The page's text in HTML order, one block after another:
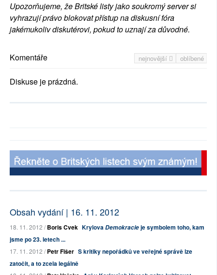
Upozorňujeme, že Britské listy jako soukromý server si
vyhrazují právo blokovat přístup na diskusní fóra
jakémukoliv diskutérovi, pokud to uznají za důvodné.
nejnovější oblíbené
Komentáře
Diskuse je prázdná.
Obsah vydání | 16. 11. 2012
18. 11. 2012 /Boris Cvek KrylovaDemokracieje symbolem toho, kam
jsme po 23. letech ...
17. 11. 2012 /Petr Fišer S kritiky nepořádků ve veřejné správě lze
zatočit, a to zcela legálně